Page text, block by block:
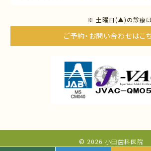
※ 土曜日(▲)の診療は
ご予約・お問い合わせはこ
© 2026 小田歯科医院